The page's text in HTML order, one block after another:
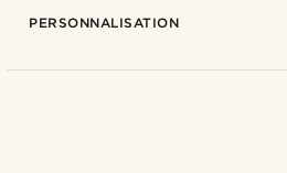
PERSONNALISATION